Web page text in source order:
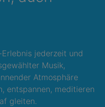
jederzeit und
Musik,
Atmosphäre
entspannen, meditieren
gleiten.